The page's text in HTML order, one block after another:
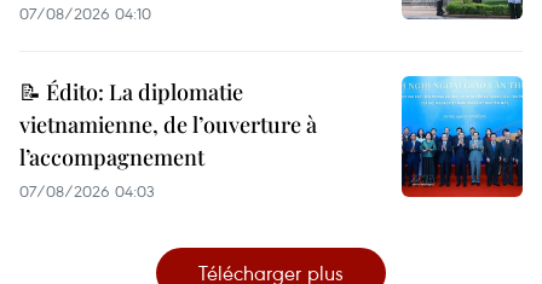
07/08/2026 04:10
📝 Édito: La diplomatie
vietnamienne, de l’ouverture à
l’accompagnement
07/08/2026 04:03
Télécharger plus